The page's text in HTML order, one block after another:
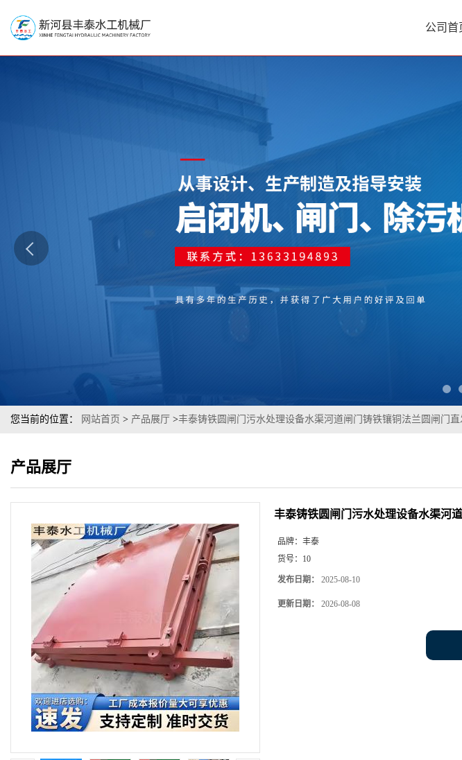
公司首
您当前的位置： 网站首页 > 产品展厅 >丰泰铸铁圆闸门污水处理设备水渠河道闸门铸铁镶铜法兰圆闸门直
产品展厅
丰泰铸铁圆闸门污水处理设备水渠河
品牌： 丰泰
货号： 10
发布日期： 2025-08-10
更新日期： 2026-08-08